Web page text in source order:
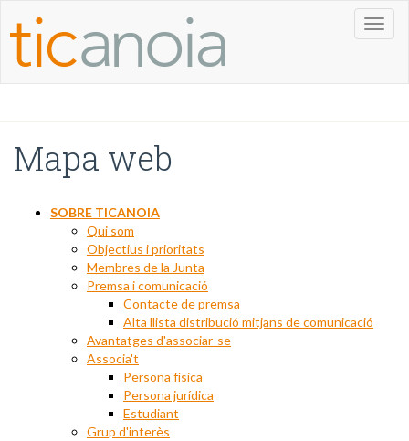
Mapa web
SOBRE TICANOIA
Qui som
Objectius i prioritats
Membres de la Junta
Premsa i comunicació
Contacte de premsa
Alta llista distribució mitjans de comunicació
Avantatges d'associar-se
Associa't
Persona física
Persona jurídica
Estudiant
Grup d'interès